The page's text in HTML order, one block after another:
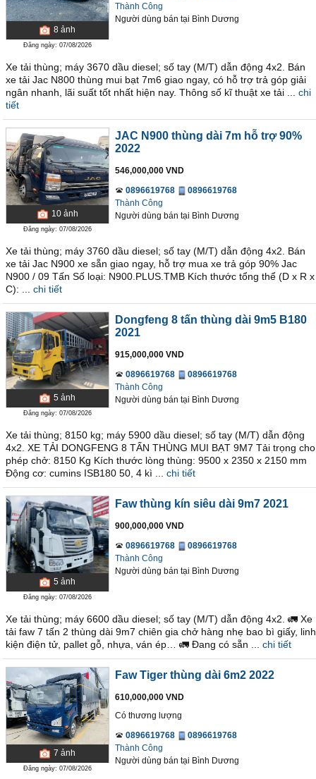
8 ảnh
Đăng ngày: 07/08/2026
Thành Công
Người dùng bán tại Bình Dương
Xe tải thùng; máy 3670 dầu diesel; số tay (M/T) dẫn động 4x2. Bán
xe tải Jac N800 thùng mui bạt 7m6 giao ngay, có hỗ trợ trả góp giải
ngân nhanh, lãi suất tốt nhất hiện nay. Thông số kĩ thuật xe tải ...
chi
tiết
10ảnh
Đăng ngày: 07/08/2026
JAC N900 thùng dài 7m hỗ trợ 90%
2022
546,000,000 VND
0896619768
0896619768
Thành Công
Người dùng bán tại Bình Dương
Xe tải thùng; máy 3760 dầu diesel; số tay (M/T) dẫn động 4x2. Bán
xe tải Jac N900 xe sẵn giao ngay, hỗ trợ mua xe trả góp 90% Jac
N900 / 09 Tấn Số loại: N900.PLUS.TMB Kích thước tổng thể (D x R x
C): ...
chi tiết
5 ảnh
Đăng ngày: 07/08/2026
Dongfeng 8 tấn thùng dài 9m5 B180
2021
915,000,000 VND
0896619768
0896619768
Thành Công
Người dùng bán tại Bình Dương
Xe tải thùng; 8150 kg; máy 5900 dầu diesel; số tay (M/T) dẫn động
4x2. XE TẢI DONGFENG 8 TẤN THÙNG MUI BẠT 9M7 Tải trọng cho
phép chở: 8150 Kg Kích thước lòng thùng: 9500 x 2350 x 2150 mm
Động cơ: cumins ISB180 50, 4 kì ...
chi tiết
5 ảnh
Đăng ngày: 07/08/2026
Faw thùng kín siêu dài 9m7 2021
900,000,000 VND
0896619768
0896619768
Thành Công
Người dùng bán tại Bình Dương
Xe tải thùng; máy 6600 dầu diesel; số tay (M/T) dẫn động 4x2. 🚛 Xe
tải faw 7 tấn 2 thùng dài 9m7 chiên gia chở hàng nhẹ bao bì giấy, linh
kiện điện tử, pallet gỗ, nhựa, ván ép… 🚛 Đang có sẵn ...
chi tiết
7 ảnh
Đăng ngày: 07/08/2026
Faw Tiger thùng dài 6m2 2022
610,000,000 VND
Có thương lượng
0896619768
0896619768
Thành Công
Người dùng bán tại Bình Dương